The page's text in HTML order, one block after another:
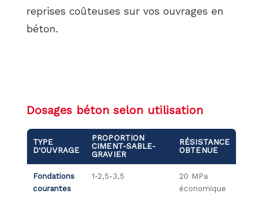
reprises coûteuses sur vos ouvrages en
béton.
Dosages béton selon utilisation
TYPE
D'OUVRAGE
PROPORTION
CIMENT-SABLE-
GRAVIER
RÉSISTANCE
OBTENUE
Fondations
courantes
1-2,5-3,5
20 MPa
économique